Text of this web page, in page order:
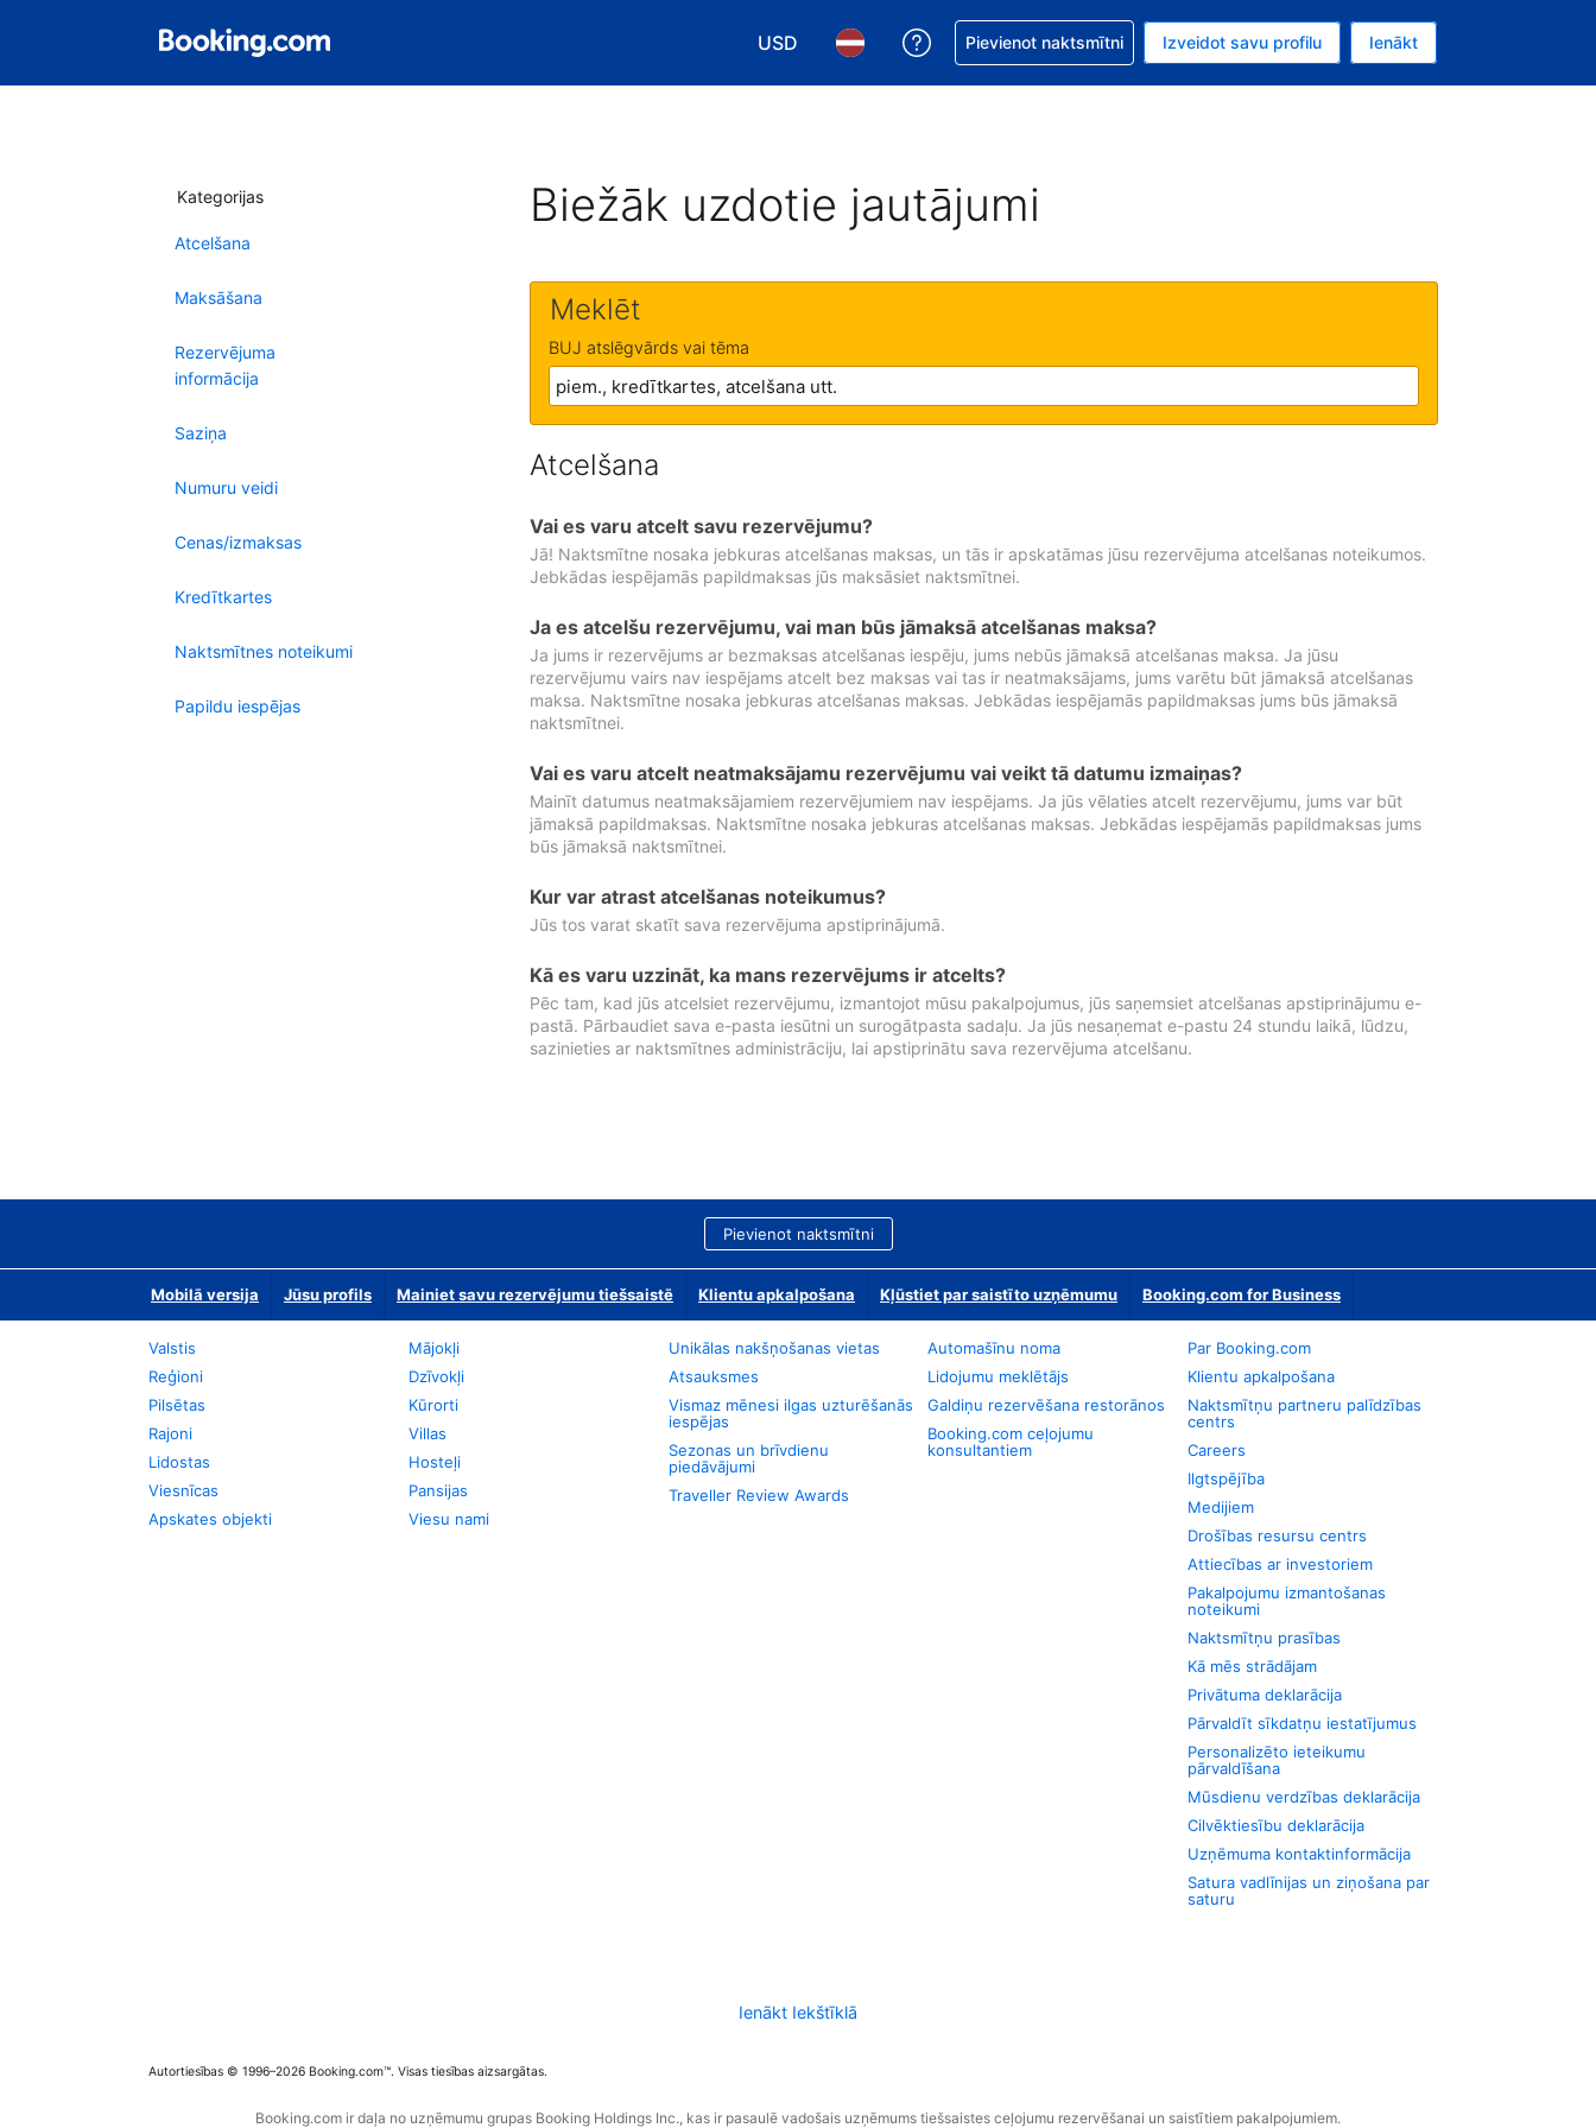
USD
Izvēlēties valūtu. Jūsu pašreizējā valūta ir ASV dolārs.
Izvēlēties valodu. Jūsu pašreizējā valoda ir Latviski.
Saņemiet palīdzību saistībā ar savu rezervējumu.
Pievienot naktsmītni Izveidot savu profilu Ienākt
Kategorijas
Atcelšana
Maksāšana
Rezervējuma
informācija
Saziņa
Numuru veidi
Cenas/izmaksas
Kredītkartes
Naktsmītnes noteikumi
Papildu iespējas
Biežāk uzdotie jautājumi
Meklēt
BUJ atslēgvārds vai tēma
Atcelšana
Vai es varu atcelt savu rezervējumu?
Jā! Naktsmītne nosaka jebkuras atcelšanas maksas, un tās ir apskatāmas jūsu rezervējuma atcelšanas noteikumos.
Jebkādas iespējamās papildmaksas jūs maksāsiet naktsmītnei.
Ja es atcelšu rezervējumu, vai man būs jāmaksā atcelšanas maksa?
Ja jums ir rezervējums ar bezmaksas atcelšanas iespēju, jums nebūs jāmaksā atcelšanas maksa. Ja jūsu
rezervējumu vairs nav iespējams atcelt bez maksas vai tas ir neatmaksājams, jums varētu būt jāmaksā atcelšanas
maksa. Naktsmītne nosaka jebkuras atcelšanas maksas. Jebkādas iespējamās papildmaksas jums būs jāmaksā
naktsmītnei.
Vai es varu atcelt neatmaksājamu rezervējumu vai veikt tā datumu izmaiņas?
Mainīt datumus neatmaksājamiem rezervējumiem nav iespējams. Ja jūs vēlaties atcelt rezervējumu, jums var būt
jāmaksā papildmaksas. Naktsmītne nosaka jebkuras atcelšanas maksas. Jebkādas iespējamās papildmaksas jums
būs jāmaksā naktsmītnei.
Kur var atrast atcelšanas noteikumus?
Jūs tos varat skatīt sava rezervējuma apstiprinājumā.
Kā es varu uzzināt, ka mans rezervējums ir atcelts?
Pēc tam, kad jūs atcelsiet rezervējumu, izmantojot mūsu pakalpojumus, jūs saņemsiet atcelšanas apstiprinājumu e-
pastā. Pārbaudiet sava e-pasta iesūtni un surogātpasta sadaļu. Ja jūs nesaņemat e-pastu 24 stundu laikā, lūdzu,
sazinieties ar naktsmītnes administrāciju, lai apstiprinātu sava rezervējuma atcelšanu.
Pievienot naktsmītni
Mobilā versija Jūsu profils Mainiet savu rezervējumu tiešsaistē Klientu apkalpošana Kļūstiet par saistīto uzņēmumu Booking.com for Business
Valstis
Reģioni
Pilsētas
Rajoni
Lidostas
Viesnīcas
Apskates objekti
Mājokļi
Dzīvokļi
Kūrorti
Villas
Hosteļi
Pansijas
Viesu nami
Unikālas nakšņošanas vietas
Atsauksmes
Vismaz mēnesi ilgas uzturēšanās
iespējas
Sezonas un brīvdienu
piedāvājumi
Traveller Review Awards
Automašīnu noma
Lidojumu meklētājs
Galdiņu rezervēšana restorānos
Booking.com ceļojumu
konsultantiem
Par Booking.com
Klientu apkalpošana
Naktsmītņu partneru palīdzības
centrs
Careers
Ilgtspējība
Medijiem
Drošības resursu centrs
Attiecības ar investoriem
Pakalpojumu izmantošanas
noteikumi
Naktsmītņu prasības
Kā mēs strādājam
Privātuma deklarācija
Pārvaldīt sīkdatņu iestatījumus
Personalizēto ieteikumu
pārvaldīšana
Mūsdienu verdzības deklarācija
Cilvēktiesību deklarācija
Uzņēmuma kontaktinformācija
Satura vadlīnijas un ziņošana par
saturu
Ienākt Iekštīklā
Autortiesības © 1996–2026 Booking.com™. Visas tiesības aizsargātas.
Booking.com ir daļa no uzņēmumu grupas Booking Holdings Inc., kas ir pasaulē vadošais uzņēmums tiešsaistes ceļojumu rezervēšanai un saistītiem pakalpojumiem.